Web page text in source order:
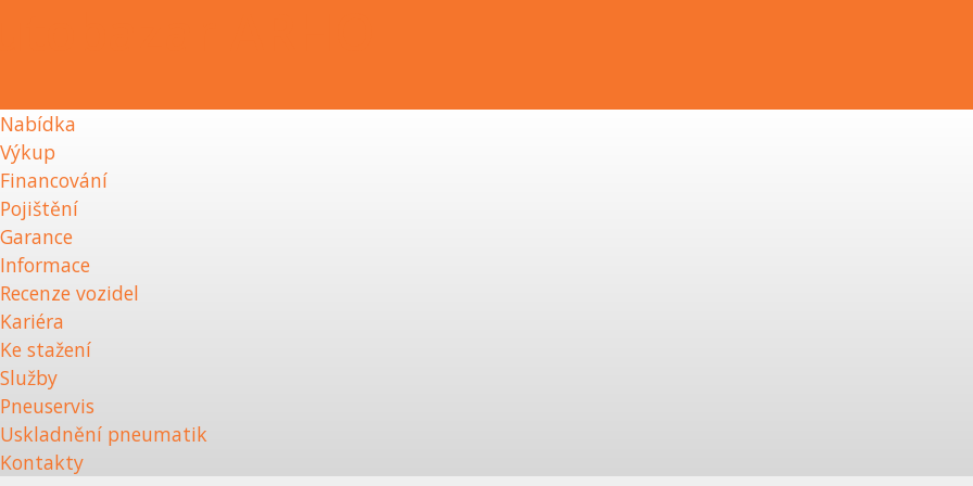
Nabídka
Výkup
Financování
Pojištění
Garance
Informace
Recenze vozidel
Kariéra
Ke stažení
Služby
Pneuservis
Uskladnění pneumatik
Kontakty